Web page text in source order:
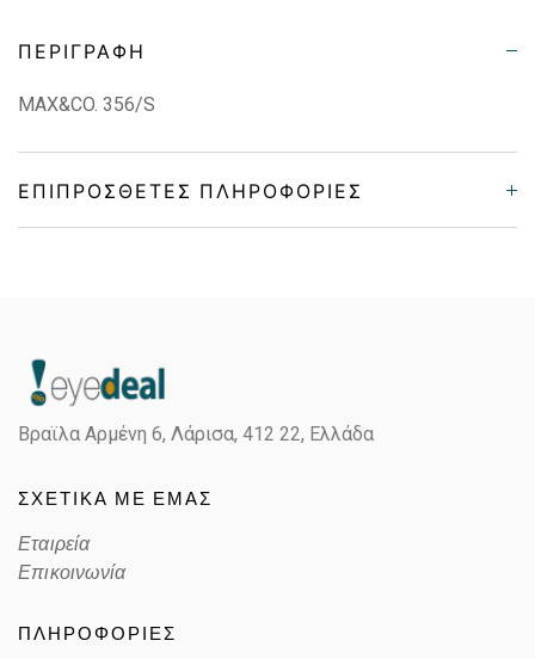
ΠΕΡΙΓΡΑΦΉ
MAX&CO. 356/S
ΕΠΙΠΡΌΣΘΕΤΕΣ ΠΛΗΡΟΦΟΡΊΕΣ
Color
Lens Color BLUE
Color code
Βραϊλα Αρμένη 6, Λάρισα, 412 22, Ελλάδα
ΣΧΕΤΙΚΑ ΜΕ ΕΜΑΣ
Εταιρεία
Επικοινωνία
ΠΛΗΡΟΦΟΡΙΕΣ